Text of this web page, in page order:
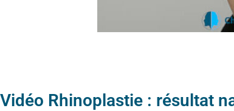
Vidéo Rhinoplastie : résultat